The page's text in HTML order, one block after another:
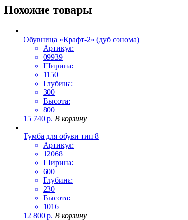
Похожие товары
Обувница «Крафт-2» (дуб сонома)
Артикул:
09939
Ширина:
1150
Глубина:
300
Высота:
800
15 740 р. В корзину
Тумба для обуви тип 8
Артикул:
12068
Ширина:
600
Глубина:
230
Высота:
1016
12 800 р. В корзину